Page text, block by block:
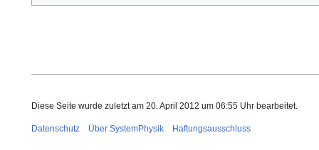
Diese Seite wurde zuletzt am 20. April 2012 um 06:55 Uhr bearbeitet.
Datenschutz Über SystemPhysik Haftungsausschluss